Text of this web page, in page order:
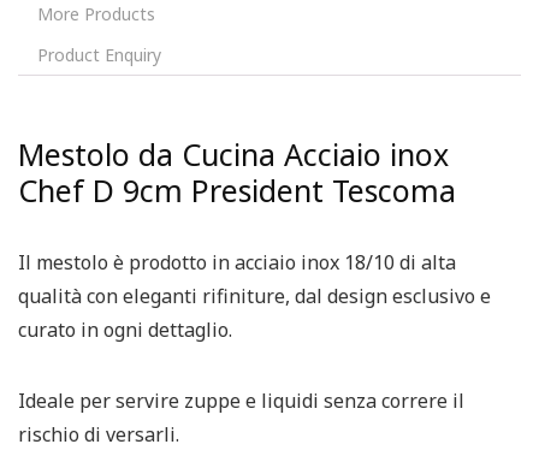
More Products
Product Enquiry
Mestolo da Cucina Acciaio inox
Chef D 9cm President Tescoma
Il mestolo è prodotto in acciaio inox 18/10 di alta
qualità con eleganti rifiniture, dal design esclusivo e
curato in ogni dettaglio.
Ideale per servire zuppe e liquidi senza correre il
rischio di versarli.